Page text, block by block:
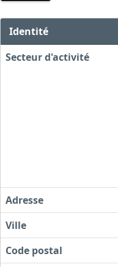
Identité
Secteur d'activité
Adresse
Ville
Code postal